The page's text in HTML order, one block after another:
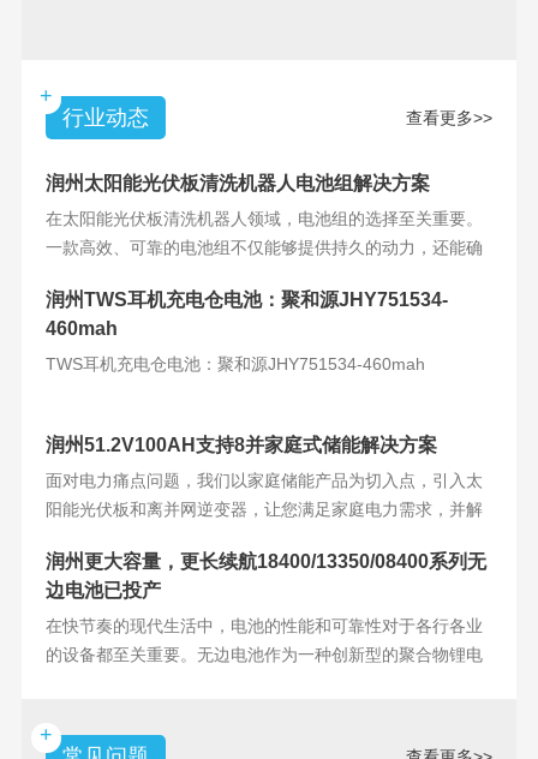
+
行业动态
查看更多>>
润州太阳能光伏板清洗机器人电池组解决方案
在太阳能光伏板清洗机器人领域，电池组的选择至关重要。
一款高效、可靠的电池组不仅能够提供持久的动力，还能确
润州TWS耳机充电仓电池：聚和源JHY751534-
460mah
TWS耳机充电仓电池：聚和源JHY751534-460mah
润州51.2V100AH支持8并家庭式储能解决方案
面对电力痛点问题，我们以家庭储能产品为切入点，引入太
阳能光伏板和离并网逆变器，让您满足家庭电力需求，并解
润州更大容量，更长续航18400/13350/08400系列无
边电池已投产
在快节奏的现代生活中，电池的性能和可靠性对于各行各业
的设备都至关重要。无边电池作为一种创新型的聚合物锂电
+